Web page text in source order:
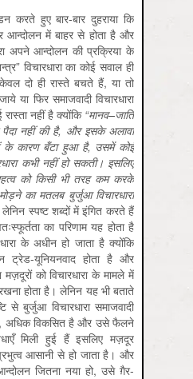
करते हुए बार-बार दुहराया कि
आन्दोलन में बाहर से होता है और
अपने आन्दोलन की प्रक्रिया के
विचारधारा का कोई सवाल ही
दो ही रास्ते बचते हैं, या तो
या फिर समाजवादी विचारधारा
नहीं है क्योंकि “मानव–जाति
पैदा नहीं की है, और इसके अलावा
के कारण बँटा हुआ है, उसमें कोई
कभी नहीं हो सकती। इसलिए
को किसी भी तरह कम करके
मोड़ने का मतलब बुर्जुआ विचारधारा
लेनिन स्पष्ट शब्दों में इंगित करते हैं
का परिणाम यह होता है
के अधीन हो जाता है क्योंकि
ट्रेड-यूनियनवाद होता है और
को विचारधारा के मामले में
होता है। लेनिन यह भी बताते
से बुर्जुआ विचारधारा समाजवादी
है, अधिक विकसित है और उसे फैलने
मिली हुई हैं इसलिए मज़दूर
आसानी से हो जाता है। और
जितना नया हो, उसे ग़ैर-